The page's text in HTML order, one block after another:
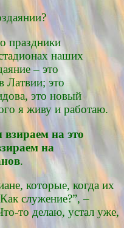
праздники
наших
– это
Латвии; это
это новый
я живу и работаю.
на это
на
.
которые, когда их
служение?”, –
то делаю, устал уже,